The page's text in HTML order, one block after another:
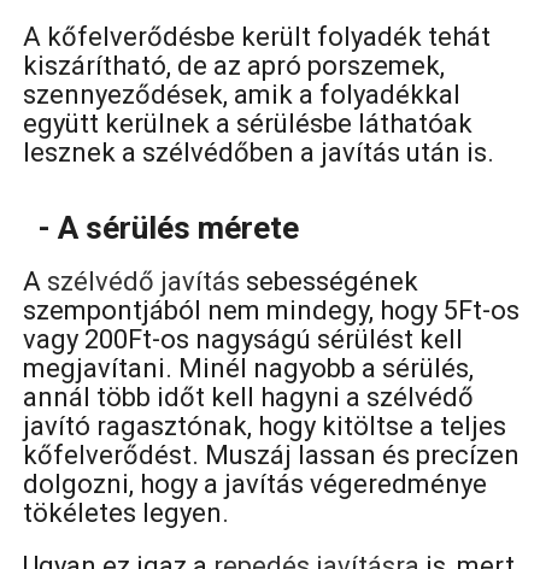
A kőfelverődésbe került folyadék tehát
kiszárítható, de az apró porszemek,
szennyeződések, amik a folyadékkal
együtt kerülnek a sérülésbe láthatóak
lesznek a szélvédőben a javítás után is.
- A sérülés mérete
A szélvédő javítás sebességének
szempontjából nem mindegy, hogy 5Ft-os
vagy 200Ft-os nagyságú sérülést kell
megjavítani. Minél nagyobb a sérülés,
annál több időt kell hagyni a szélvédő
javító ragasztónak, hogy kitöltse a teljes
kőfelverődést. Muszáj lassan és precízen
dolgozni, hogy a javítás végeredménye
tökéletes legyen.